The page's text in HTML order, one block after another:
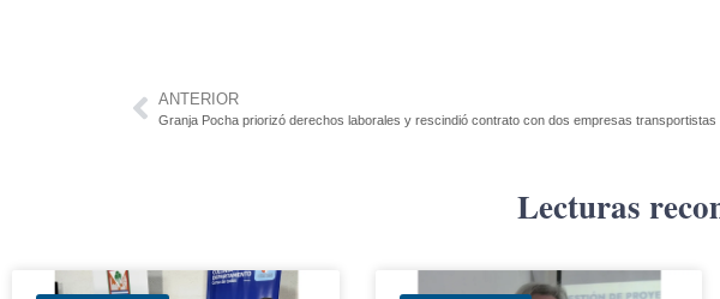
ANTERIOR
Granja Pocha priorizó derechos laborales y rescindió contrato con dos empresas transportistas
Lecturas